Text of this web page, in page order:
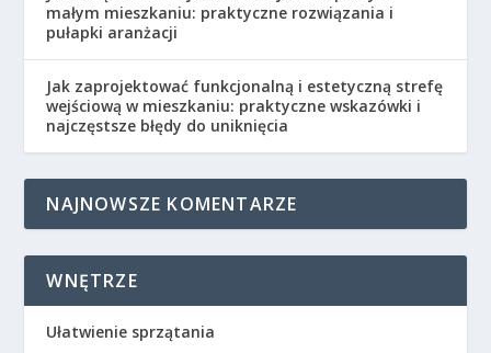
małym mieszkaniu: praktyczne rozwiązania i
pułapki aranżacji
Jak zaprojektować funkcjonalną i estetyczną strefę
wejściową w mieszkaniu: praktyczne wskazówki i
najczęstsze błędy do uniknięcia
NAJNOWSZE KOMENTARZE
WNĘTRZE
Ułatwienie sprzątania